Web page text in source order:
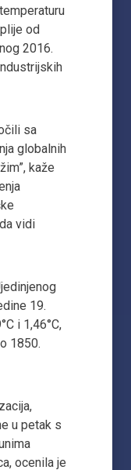
od
2016.
sa
globalnih
kaže
vidi
19.
i 1,46°C,
1850.
u petak s
ocenila je